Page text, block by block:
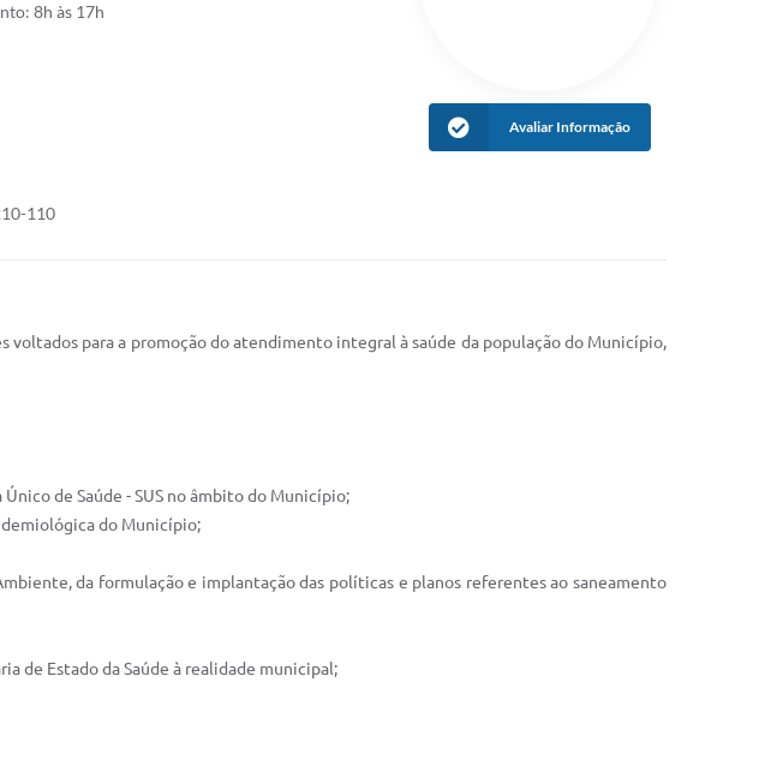
8h às 17h
110
Avaliar Informação
para a promoção do atendimento integral à saúde da população do Município,
de Saúde - SUS no âmbito do Município;
do Município;
da formulação e implantação das políticas e planos referentes ao saneamento
de Estado da Saúde à realidade municipal;